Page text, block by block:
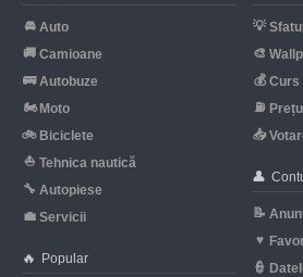
🚘 Auto
🚚 Camioane
🚌 Autobuze
🏍 Moto
🚲 Biciclete
⛵ Tehnica nautică
🔧 Autopiese
💼 Servicii
🔥 Popular
💡
🎨
💰 Curs
⛽
📥
👤
📝
♥
👮